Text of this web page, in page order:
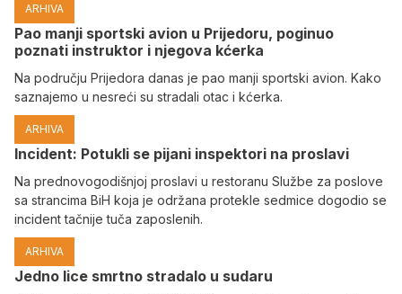
ARHIVA
Pao manji sportski avion u Prijedoru, poginuo
poznati instruktor i njegova kćerka
Na području Prijedora danas je pao manji sportski avion. Kako
saznajemo u nesreći su stradali otac i kćerka.
ARHIVA
Incident: Potukli se pijani inspektori na proslavi
Na prednovogodišnjoj proslavi u restoranu Službe za poslove
sa strancima BiH koja je održana protekle sedmice dogodio se
incident tačnije tuča zaposlenih.
ARHIVA
Јedno lice smrtno stradalo u sudaru